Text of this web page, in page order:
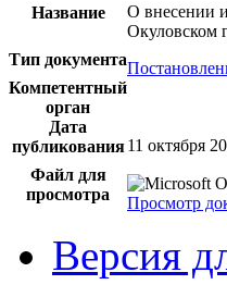
Название
О внесении
Окуловском
Тип документа
Компетентный
орган
Дата
публикования 11 октября
Файл для
просмотра
Просмотр
Версия